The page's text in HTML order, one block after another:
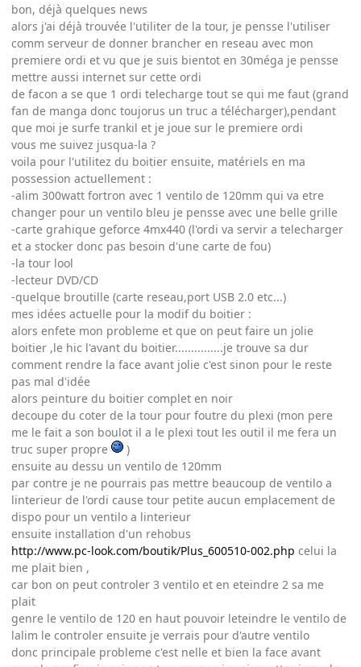
bon, déjà quelques news
alors j'ai déjà trouvée l'utiliter de la tour, je pensse l'utiliser
comm serveur de donner brancher en reseau avec mon
premiere ordi et vu que je suis bientot en 30méga je pensse
mettre aussi internet sur cette ordi
de facon a se que 1 ordi telecharge tout se qui me faut (grand
fan de manga donc toujorus un truc a télécharger),pendant
que moi je surfe trankil et je joue sur le premiere ordi
vous me suivez jusqua-la ?
voila pour l'utilitez du boitier ensuite, matériels en ma
possession actuellement :
-alim 300watt fortron avec 1 ventilo de 120mm qui va etre
changer pour un ventilo bleu je pensse avec une belle grille
-carte grahique geforce 4mx440 (l'ordi va servir a telecharger
et a stocker donc pas besoin d'une carte de fou)
-la tour lool
-lecteur DVD/CD
-quelque broutille (carte reseau,port USB 2.0 etc...)
mes idées actuelle pour la modif du boitier :
alors enfete mon probleme et que on peut faire un jolie
boitier ,le hic l'avant du boitier...............je trouve sa dur
comment rendre la face avant jolie c'est sinon pour le reste
pas mal d'idée
alors peinture du boitier complet en noir
decoupe du coter de la tour pour foutre du plexi (mon pere
me le fait a son boulot il a le plexi tout les outil il me fera un
truc super propre
)
ensuite au dessu un ventilo de 120mm
par contre je ne pourrais pas mettre beaucoup de ventilo a
linterieur de l'ordi cause tour petite aucun emplacement de
dispo pour un ventilo a linterieur
ensuite installation d'un rehobus
http://www.pc-look.com/boutik/Plus_600510-002.php celui la
me plait bien ,
car bon on peut controler 3 ventilo et en eteindre 2 sa me
plait
genre le ventilo de 120 en haut pouvoir leteindre le ventilo de
lalim le controler ensuite je verrais pour d'autre ventilo
donc principale probleme c'est nelle et bien la face avant